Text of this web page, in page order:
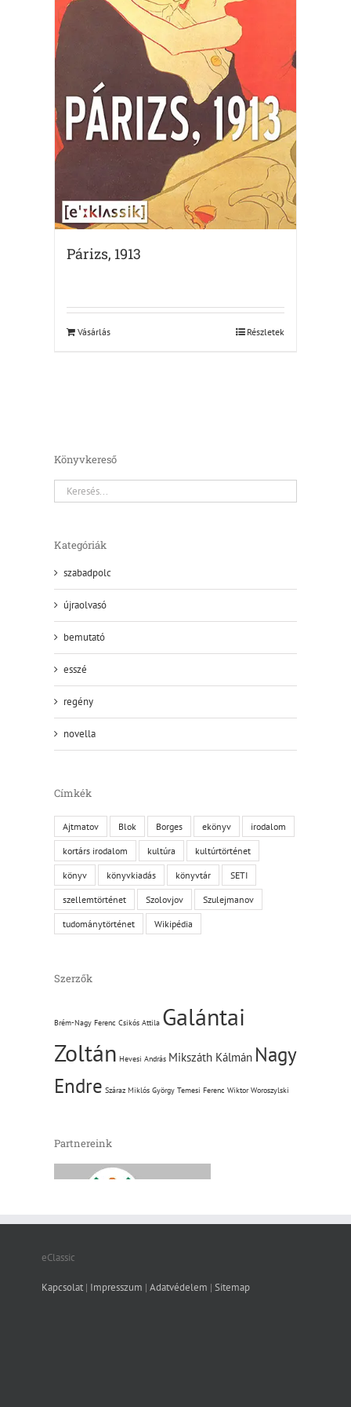
Párizs, 1913
Vásárlás Részletek
Könyvkereső
Kategóriák
szabadpolc
újraolvasó
bemutató
esszé
regény
novella
Címkék
Ajtmatov Blok Borges ekönyv irodalom
kortárs irodalom kultúra kultúrtörténet
könyv könyvkiadás könyvtár SETI
szellemtörténet Szolovjov Szulejmanov
tudománytörténet Wikipédia
Szerzők
Brém-Nagy Ferenc Csikós Attila Galántai
Zoltán Hevesi András Mikszáth Kálmán Nagy
Endre Száraz Miklós György Temesi Ferenc Wiktor Woroszylski
Partnereink
eClassic
Kapcsolat| Impresszum | Adatvédelem | Sitemap